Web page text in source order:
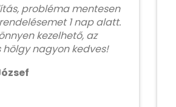
probléma mentesen
1 nap alatt.
kezelhető, az
nagyon kedves!